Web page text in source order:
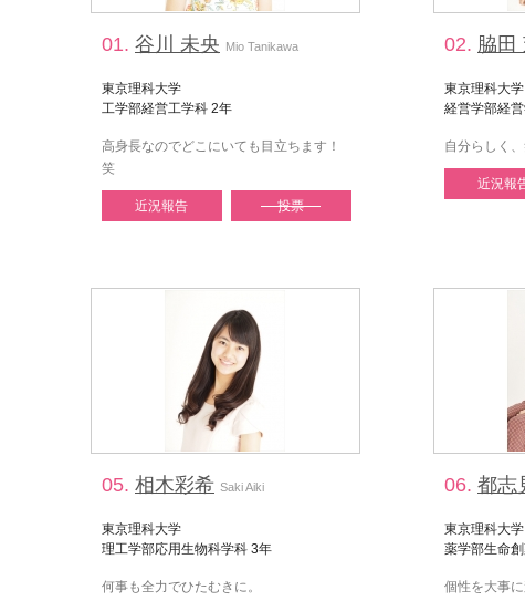
01. 谷川 未央 Mio Tanikawa
東京理科大学
工学部経営工学科 2年
高身長なのでどこにいても目立ちます！
笑
近況報告 投票
02. 脇田
東京理科大学
経営学部経
自分らしく
近況報
05. 相木彩希 Saki Aiki
東京理科大学
理工学部応用生物科学科 3年
何事も全力でひたむきに。
06. 都志
東京理科大学
薬学部生命
個性を大事